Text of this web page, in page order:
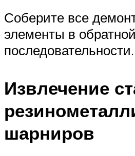
Соберите все
элементы в обратной
последовательности.
Извлечение
шарниров